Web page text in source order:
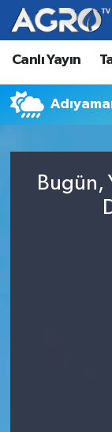
Canlı Yayın
Bugün,
Hava
Trafik
Tüm